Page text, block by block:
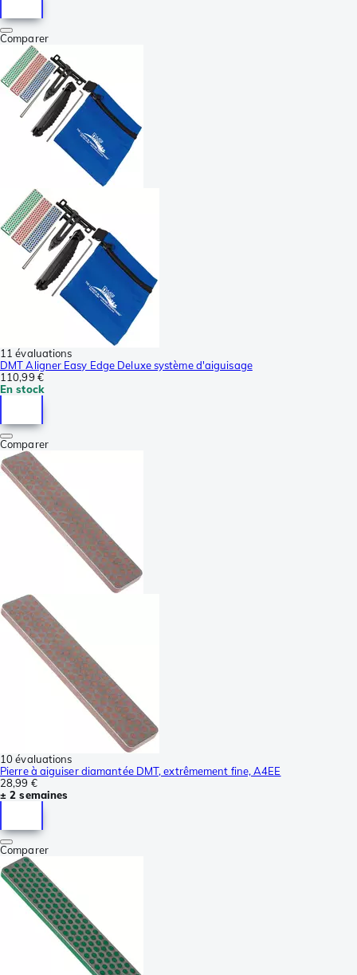
Comparer
11 évaluations
DMT Aligner Easy Edge Deluxe système d'aiguisage
110,99 €
En stock
Comparer
10 évaluations
Pierre à aiguiser diamantée DMT, extrêmement fine, A4EE
28,99 €
± 2 semaines
Comparer